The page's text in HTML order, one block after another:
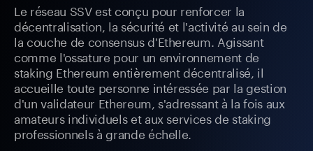
Le réseau SSV est conçu pour renforcer la
décentralisation, la sécurité et l'activité au sein de
la couche de consensus d'Ethereum. Agissant
comme l'ossature pour un environnement de
staking Ethereum entièrement décentralisé, il
accueille toute personne intéressée par la gestion
d'un validateur Ethereum, s'adressant à la fois aux
amateurs individuels et aux services de staking
professionnels à grande échelle.